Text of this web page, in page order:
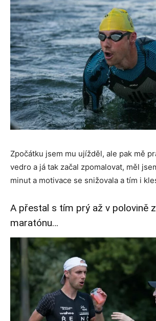
Zpočátku jsem mu ujížděl, ale pak mě
vedro a já tak začal zpomalovat, měl
minut a motivace se snižovala a tím i
A přestal s tím prý až v polovině
maratónu…